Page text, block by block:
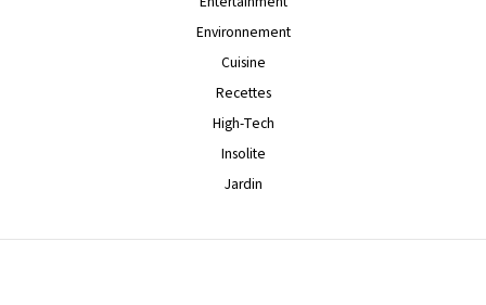
Environnement
Cuisine
Recettes
High-Tech
Insolite
Jardin